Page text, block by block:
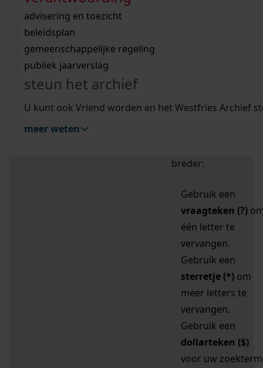
bouwvergunningen
omgevingsvergunningen
vergunningen
beeld en geluid
uitleg nodig?
Wij helpen u op weg met een aantal zoektips.
bekijk alle zoektips
Wij helpen u op weg met een aantal zoektips.
bekijk alle zoektips
bekijk ons geschiedenislokaal
advisering en toezicht
beleidsplan
gemeenschappelijke regeling
publiek jaarverslag
steun het archief
U kunt ook Vriend worden en het Westfries Archief
meer weten
zoektips
Mijn Studiezaal (inloggen)
uw zoekopdracht te
breder:
Gebruik een
vraagteken (?)
één letter te
vervangen.
Gebruik een
sterretje (*) om
meer letters te
vervangen.
Gebruik een
dollarteken ($)
voor uw zoekterm